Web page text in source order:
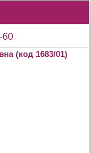
60
(код 1683/01)